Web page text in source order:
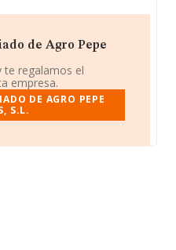
de Agro Pepe
te regalamos el
empresa.
DE AGRO PEPE
S.L.